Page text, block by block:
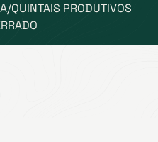
/QUINTAIS PRODUTIVOS